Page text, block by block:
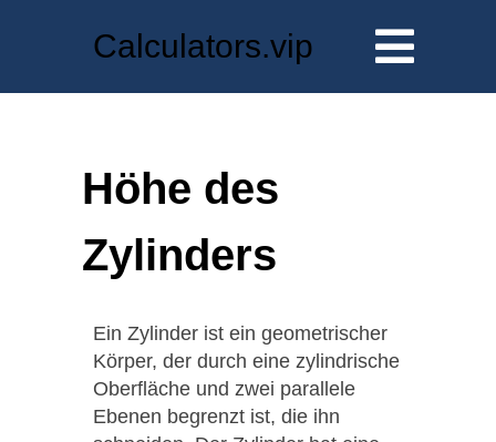
Calculators.vip
Höhe des
Zylinders
Ein Zylinder ist ein geometrischer
Körper, der durch eine zylindrische
Oberfläche und zwei parallele
Ebenen begrenzt ist, die ihn